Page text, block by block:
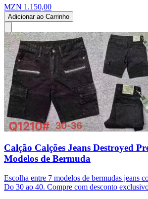
MZN 1.150,00
Adicionar ao Carrinho
Calção Calções Jeans Destroyed
Modelos de Bermuda
Escolha entre 7 modelos de bermudas jeans
Do 30 ao 40. Compre com desconto